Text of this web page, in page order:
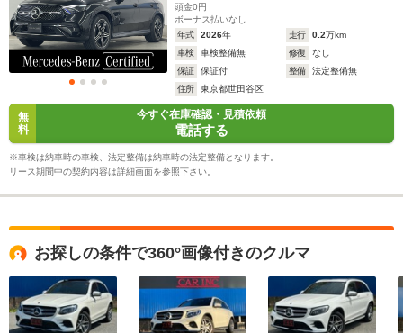
頭金0円
ボーナス払いなし
年式
2026年 走行 0.2万km
車検
車検整備無 修復
なし
保証
保証付 整備
法定整備無
住所
東京都世田谷区
無
料
今すぐ在庫確認・見積依頼
電話する
※車検は納車時の車検、法定整備は納車時の法定整備となります。
リース期間中の契約内容は詳細画面を参照下さい。
お探しの条件で360°画像付きのクルマ